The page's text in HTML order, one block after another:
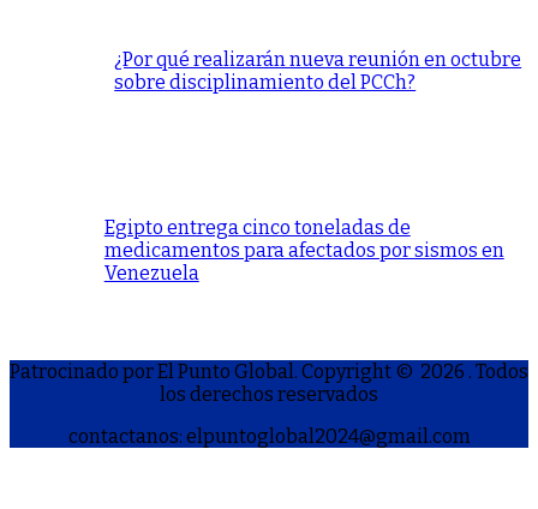
¿Por qué realizarán nueva reunión en octubre
sobre disciplinamiento del PCCh?
Egipto entrega cinco toneladas de
medicamentos para afectados por sismos en
Venezuela
Patrocinado por El Punto Global. Copyright © 2026 . Todos
los derechos reservados
contactanos: elpuntoglobal2024@gmail.com